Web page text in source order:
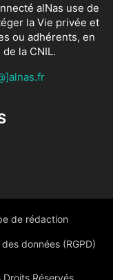
alNas use de
la Vie privée et
ou adhérents, en
la CNIL.
de rédaction
données (RGPD)
Réservés